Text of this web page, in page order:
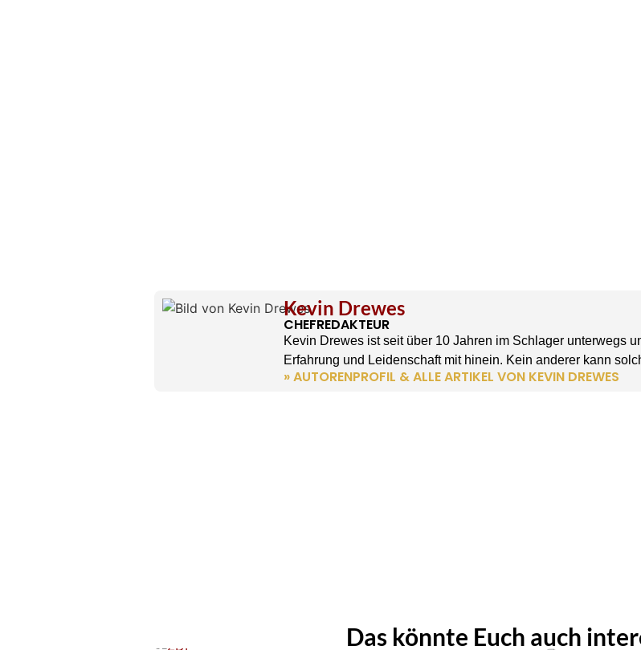
Kevin Drewes
CHEFREDAKTEUR
Kevin Drewes ist seit über 10 Jahren im Schlager unterwegs
Erfahrung und Leidenschaft mit hinein. Kein anderer kann
» AUTORENPROFIL & ALLE ARTIKEL VON KEVIN DREWES
Das könnte Euch auch